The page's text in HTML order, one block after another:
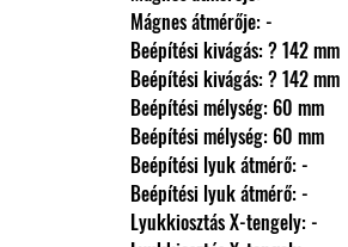
                Mágnes átmérője: -
                Beépítési kivágás: ? 142 mm
                Beépítési kivágás: ? 142 mm
                Beépítési mélység: 60 mm
                Beépítési mélység: 60 mm
                Beépítési lyuk átmérő: -
                Beépítési lyuk átmérő: -
                Lyukkiosztás X-tengely: -